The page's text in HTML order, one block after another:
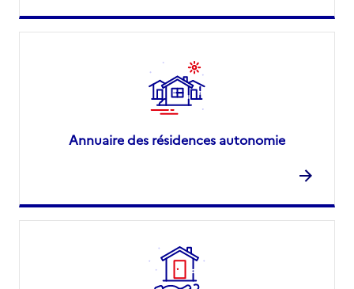
Annuaire des résidences autonomie